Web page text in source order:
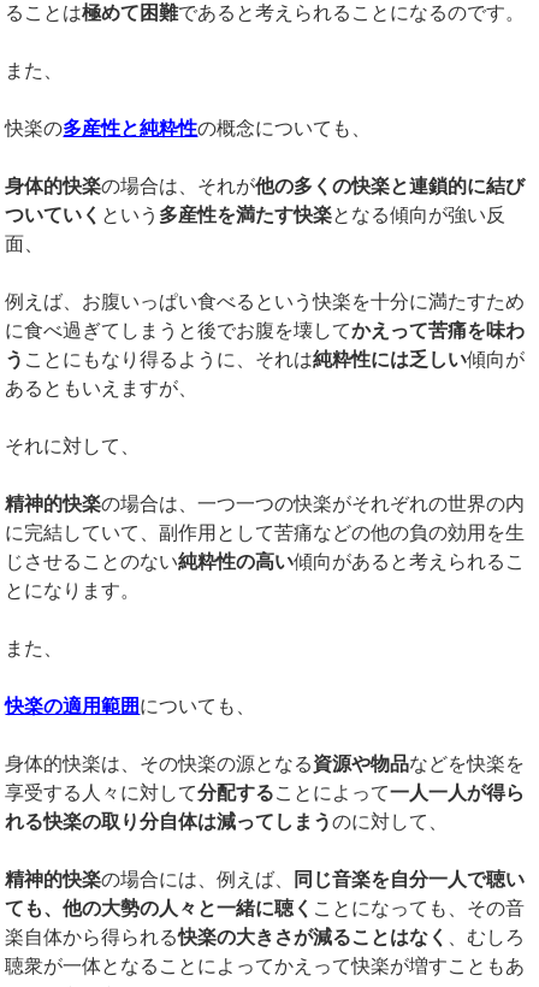
ることは極めて困難であると考えられることになるのです。
また、
快楽の多産性と純粋性の概念についても、
身体的快楽の場合は、それが他の多くの快楽と連鎖的に結び
ついていく という 多産性を満たす快楽となる傾向が強い反
面、
例えば、お腹いっぱい食べるという快楽を十分に満たすため
に食べ過ぎてしまうと後でお腹を壊してかえって苦痛を味わ
う ことにもなり得るように、それは純粋性には乏しい傾向が
あるともいえますが、
それに対して、
精神的快楽の場合は、一つ一つの快楽がそれぞれの世界の内
に完結していて、副作用として苦痛などの他の負の効用を生
じさせることのない純粋性の高い傾向があると考えられるこ
とになります。
また、
快楽の適用範囲についても、
身体的快楽は、その快楽の源となる資源や物品などを快楽を
享受する人々に対して分配することによって一人一人が得ら
れる快楽の取り分自体は減ってしまうのに対して、
精神的快楽の場合には、例えば、
同じ音楽を自分一人で聴い
ても、他の大勢の人々と一緒に聴く ことになっても、その音
楽自体から得られる快楽の大きさが減ることはなく
、むしろ
聴衆が一体となることによってかえって快楽が増すこともあ